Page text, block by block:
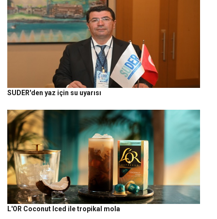
SUDER'den yaz için su uyarısı
L'OR Coconut Iced ile tropikal mola